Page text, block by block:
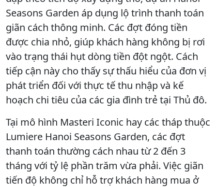
Seasons Garden áp dụng lộ trình thanh toán
giãn cách thông minh. Các đợt đóng tiền
được chia nhỏ, giúp khách hàng không bị rơi
vào trạng thái hụt dòng tiền đột ngột. Cách
tiếp cận này cho thấy sự thấu hiểu của đơn vị
phát triển đối với thực tế thu nhập và kế
hoạch chi tiêu của các gia đình trẻ tại Thủ đô.
Tại mô hình Masteri Iconic hay các tháp thuộc
Lumiere Hanoi Seasons Garden, các đợt
thanh toán thường cách nhau từ 2 đến 3
tháng với tỷ lệ phần trăm vừa phải. Việc giãn
tiến độ không chỉ hỗ trợ khách hàng mua ở